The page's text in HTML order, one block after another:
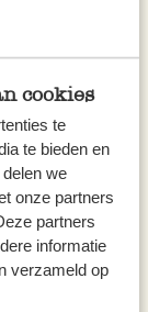
cookies
te
te bieden en
we
onze partners
partners
informatie
verzameld op